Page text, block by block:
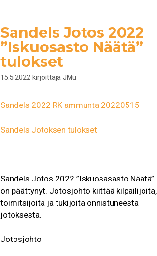
Sandels Jotos 2022
”Iskuosasto Näätä”
tulokset
15.5.2022 kirjoittaja JMu
Sandels 2022 RK ammunta 20220515
Sandels Jotoksen tulokset
Sandels Jotos 2022 ”Iskuosasasto Näätä”
on päättynyt. Jotosjohto kiittää kilpailijoita,
toimitsijoita ja tukijoita onnistuneesta
jotoksesta.
Jotosjohto